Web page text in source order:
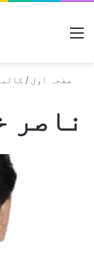
صفحہ اول /
ناصر